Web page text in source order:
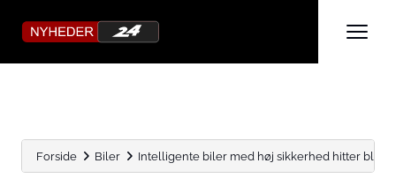
Forside Biler Intelligente biler med høj sikkerhed hitter